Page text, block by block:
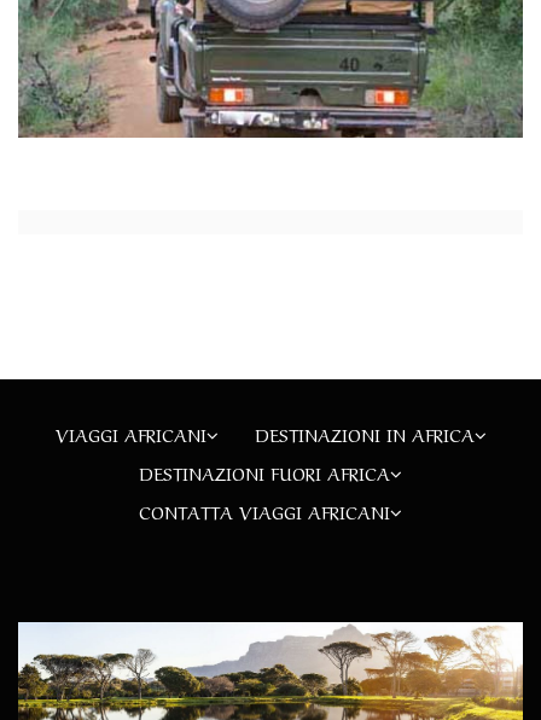
VIAGGI AFRICANI
DESTINAZIONI IN AFRICA
DESTINAZIONI FUORI AFRICA
CONTATTA VIAGGI AFRICANI